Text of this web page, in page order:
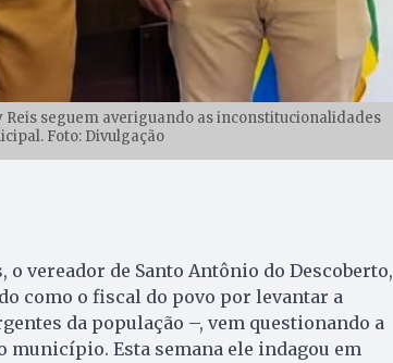
Reis seguem averiguando as inconstitucionalidades
Foto: Divulgação
o vereador de Santo Antônio do Descoberto,
como o fiscal do povo por levantar a
da população –, vem questionando a
município. Esta semana ele indagou em